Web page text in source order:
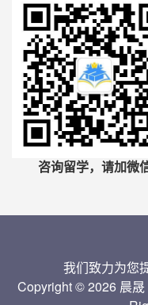
咨询留学，请加微
我们致力为您
Copyright © 2026 晨晟